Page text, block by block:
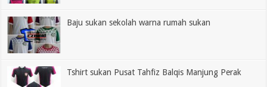
Baju sukan sekolah warna rumah sukan
Tshirt sukan Pusat Tahfiz Balqis Manjung Perak